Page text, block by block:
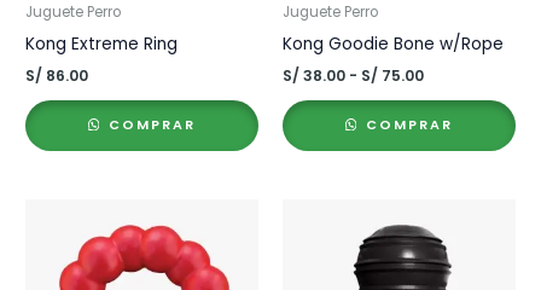
Juguete Perro
Kong Extreme Ring
S/ 86.00
COMPRAR
Juguete Perro
Kong Goodie Bone w/Rope
S/ 38.00 - S/ 75.00Rango
desde
S/ 38.00
COMPRAR